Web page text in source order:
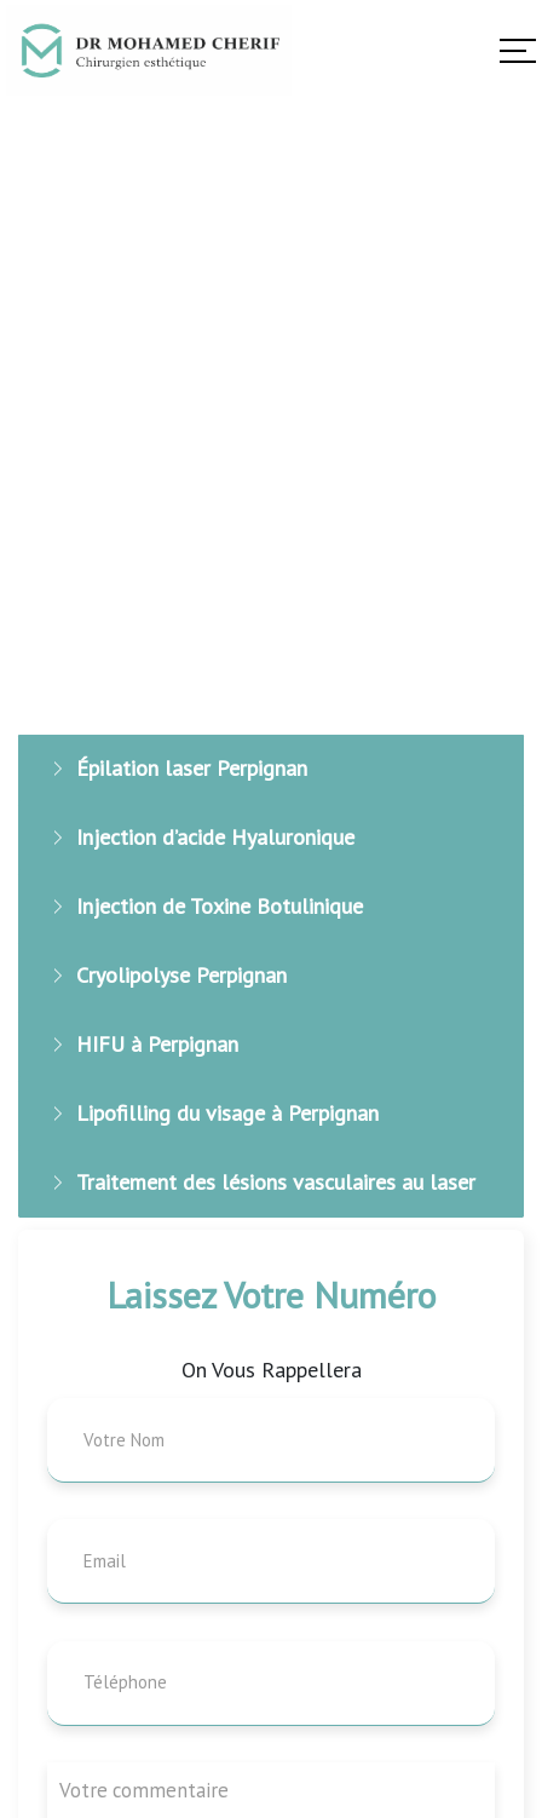
Épilation laser Perpignan
Injection d’acide Hyaluronique
Injection de Toxine Botulinique
Cryolipolyse Perpignan
HIFU à Perpignan
Lipofilling du visage à Perpignan
Traitement des lésions vasculaires au laser
Laissez Votre Numéro
On Vous Rappellera